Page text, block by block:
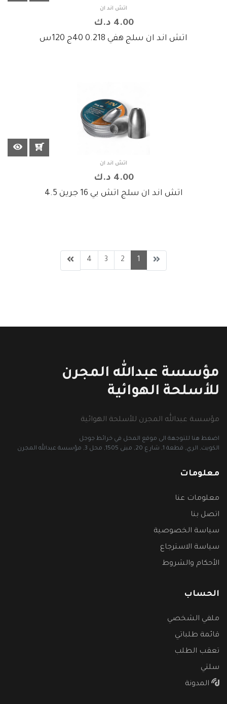
اتش اند ان
4.00 د.ك
اتش اند ان سلج هفي 0.218 40ج 120س
اتش اند ان
4.00 د.ك
اتش اند ان سلج اتش بي 16 جرين 4.5
1
2
3
4
مؤسسة عبدالله المجرن
للأسلحة الهوائية
مؤسسة عبدالله المجرن للأسلحة الهوائية
اضغط هنا للتوجهة الى موقع المحل في خرائط جوجل
الكويت, الري, قطعة 1, شار ع 20, مبنى 1505, محل 3, مؤسسة عبدالله المجرن
معلومات
معلومات عنا
اتصل بنا
سياسة الخصوصية
سياسة الاسترجاع
الأحكام والشروط
الحساب
ملفي الشخصي
قائمة طلباتي
تعقب الطلب
سلتي
المدونة